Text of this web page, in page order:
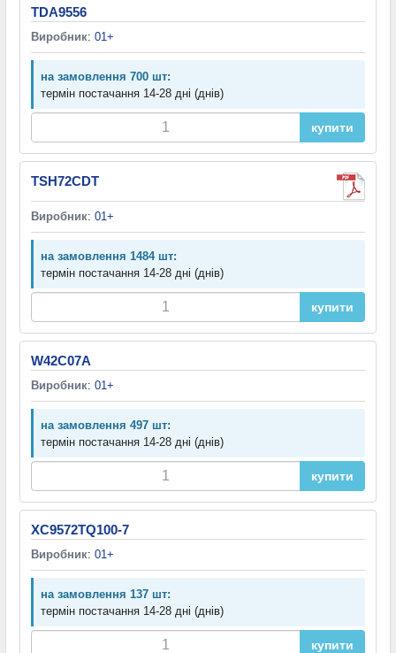
TDA9556
Виробник: 01+
на замовлення 700 шт:
термін постачання 14-28 дні (днів)
купити
TSH72CDT
Виробник: 01+
на замовлення 1484 шт:
термін постачання 14-28 дні (днів)
купити
W42C07A
Виробник: 01+
на замовлення 497 шт:
термін постачання 14-28 дні (днів)
купити
XC9572TQ100-7
Виробник: 01+
на замовлення 137 шт:
термін постачання 14-28 дні (днів)
купити